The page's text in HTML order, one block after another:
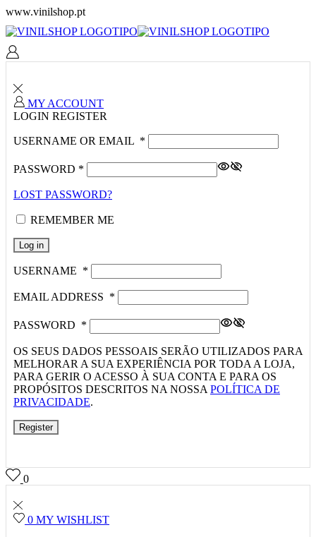
www.vinilshop.pt
MY ACCOUNT
LOGIN REGISTER
USERNAME OR EMAIL *
PASSWORD *
LOST PASSWORD?
REMEMBER ME
Log in
USERNAME *
EMAIL ADDRESS *
PASSWORD *
OS SEUS DADOS PESSOAIS SERÃO UTILIZADOS PARA
MELHORAR A SUA EXPERIÊNCIA POR TODA A LOJA,
PARA GERIR O ACESSO À SUA CONTA E PARA OS
PROPÓSITOS DESCRITOS NA NOSSA POLÍTICA DE
PRIVACIDADE.
Register
0
0 MY WISHLIST